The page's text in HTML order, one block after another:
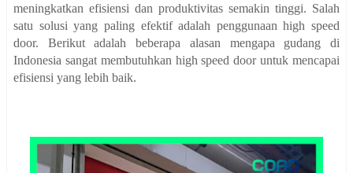
meningkatkan efisiensi dan produktivitas semakin tinggi. Salah
satu solusi yang paling efektif adalah penggunaan high speed
door. Berikut adalah beberapa alasan mengapa gudang di
Indonesia sangat membutuhkan high speed door untuk mencapai
efisiensi yang lebih baik.